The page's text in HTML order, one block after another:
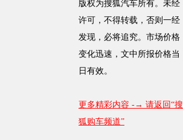
版权为搜狐汽车所有。未经
许可，不得转载，否则一经
发现，必将追究。市场价格
变化迅速，文中所报价格当
日有效。
更多精彩内容 -→ 请返回“搜
狐购车频道”